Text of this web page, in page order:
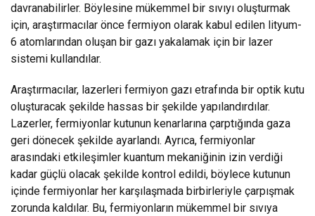
davranabilirler. Böylesine mükemmel bir sıvıyı oluşturmak
için, araştırmacılar önce fermiyon olarak kabul edilen lityum-
6 atomlarından oluşan bir gazı yakalamak için bir lazer
sistemi kullandılar.
Araştırmacılar, lazerleri fermiyon gazı etrafında bir optik kutu
oluşturacak şekilde hassas bir şekilde yapılandırdılar.
Lazerler, fermiyonlar kutunun kenarlarına çarptığında gaza
geri dönecek şekilde ayarlandı. Ayrıca, fermiyonlar
arasındaki etkileşimler kuantum mekaniğinin izin verdiği
kadar güçlü olacak şekilde kontrol edildi, böylece kutunun
içinde fermiyonlar her karşılaşmada birbirleriyle çarpışmak
zorunda kaldılar. Bu, fermiyonların mükemmel bir sıvıya